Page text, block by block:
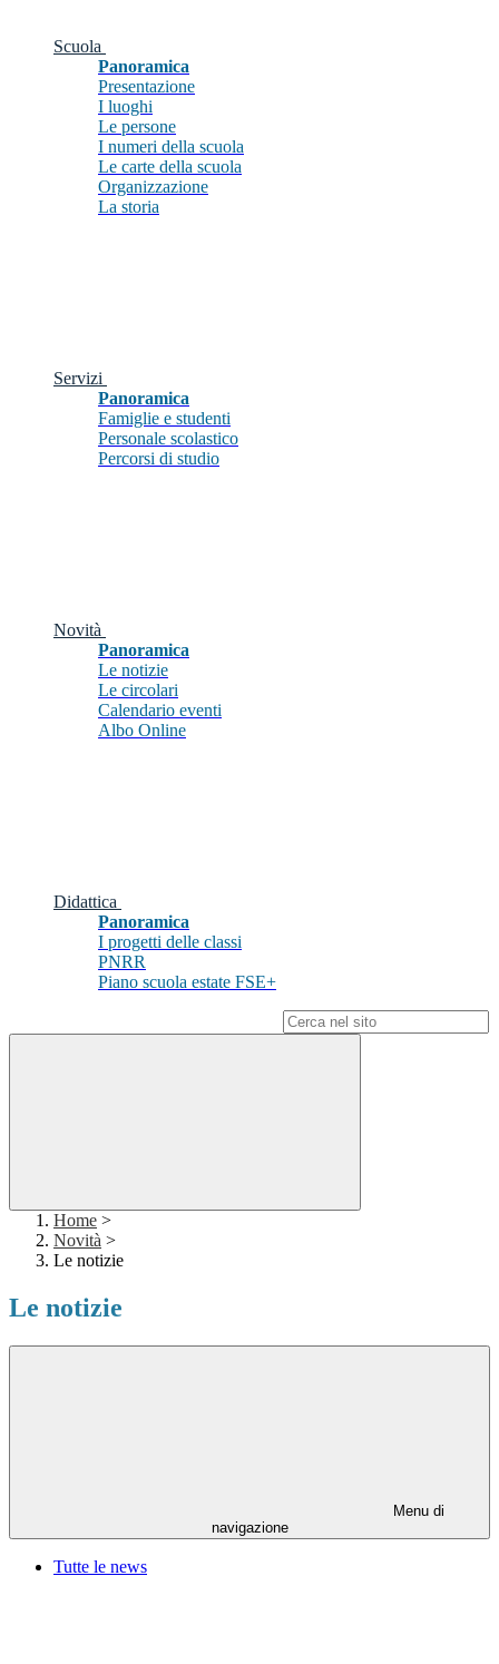
Scuola
Panoramica
Presentazione
I luoghi
Le persone
I numeri della scuola
Le carte della scuola
Organizzazione
La storia
Servizi
Panoramica
Famiglie e studenti
Personale scolastico
Percorsi di studio
Novità
Panoramica
Le notizie
Le circolari
Calendario eventi
Albo Online
Didattica
Panoramica
I progetti delle classi
PNRR
Piano scuola estate FSE+
Home >
Novità >
Le notizie
Le notizie
Menu di
navigazione
Tutte le news